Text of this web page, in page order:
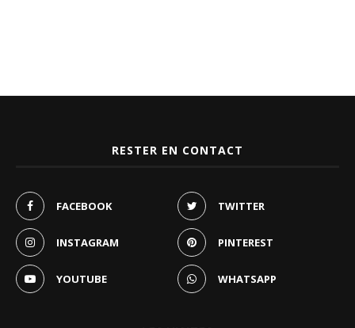
RESTER EN CONTACT
FACEBOOK TWITTER
INSTAGRAM PINTEREST
YOUTUBE WHATSAPP